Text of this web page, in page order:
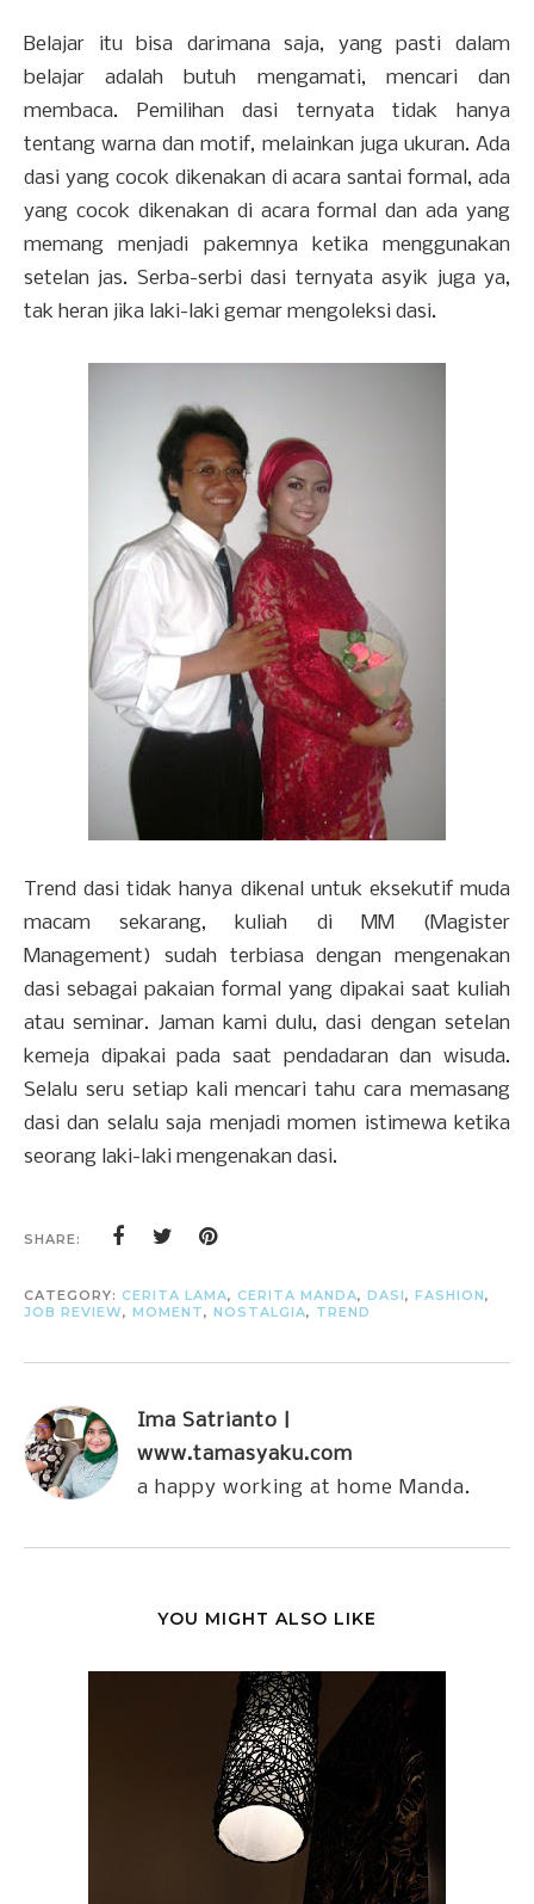
Belajar itu bisa darimana saja, yang pasti dalam
belajar adalah butuh mengamati, mencari dan
membaca. Pemilihan dasi ternyata tidak hanya
tentang warna dan motif, melainkan juga ukuran. Ada
dasi yang cocok dikenakan di acara santai formal, ada
yang cocok dikenakan di acara formal dan ada yang
memang menjadi pakemnya ketika menggunakan
setelan jas. Serba-serbi dasi ternyata asyik juga ya,
tak heran jika laki-laki gemar mengoleksi dasi.
Trend dasi tidak hanya dikenal untuk eksekutif muda
macam sekarang, kuliah di MM (Magister
Management) sudah terbiasa dengan mengenakan
dasi sebagai pakaian formal yang dipakai saat kuliah
atau seminar. Jaman kami dulu, dasi dengan setelan
kemeja dipakai pada saat pendadaran dan wisuda.
Selalu seru setiap kali mencari tahu cara memasang
dasi dan selalu saja menjadi momen istimewa ketika
seorang laki-laki mengenakan dasi.
SHARE:
CATEGORY: CERITA LAMA, CERITA MANDA, DASI, FASHION,
JOB REVIEW, MOMENT, NOSTALGIA, TREND
Ima Satrianto |
www.tamasyaku.com
a happy working at home Manda.
YOU MIGHT ALSO LIKE